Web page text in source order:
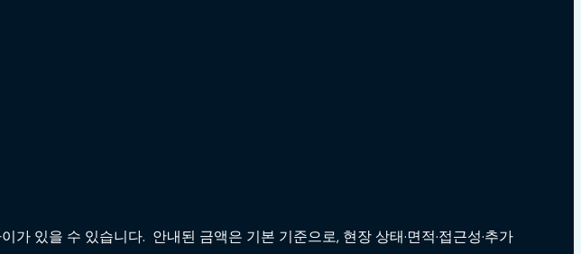
있을 수 있습니다. 안내된 금액은 기본 기준으로, 현장 상태·면적·접근성·추가